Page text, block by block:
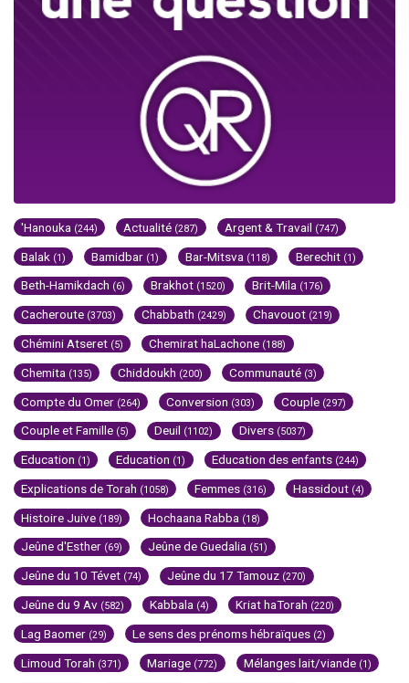
'Hanouka (244) Actualité (287) Argent & Travail (747)
Balak (1) Bamidbar (1) Bar-Mitsva (118) Berechit (1)
Beth-Hamikdach (6) Brakhot (1520) Brit-Mila (176)
Cacheroute (3703) Chabbath (2429) Chavouot (219)
Chémini Atseret (5) Chemirat haLachone (188)
Chemita (135) Chiddoukh (200) Communauté (3)
Compte du Omer (264) Conversion (303) Couple (297)
Couple et Famille (5) Deuil (1102) Divers (5037)
Education (1) Education (1) Education des enfants (244)
Explications de Torah (1058) Femmes (316) Hassidout (4)
Histoire Juive (189) Hochaana Rabba (18)
Jeûne d'Esther (69) Jeûne de Guedalia (51)
Jeûne du 10 Tévet (74) Jeûne du 17 Tamouz (270)
Jeûne du 9 Av (582) Kabbala (4) Kriat haTorah (220)
Lag Baomer (29) Le sens des prénoms hébraïques (2)
Limoud Torah (371) Mariage (772) Mélanges lait/viande (1)